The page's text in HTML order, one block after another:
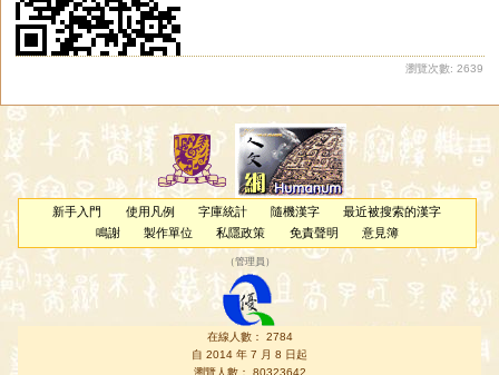
瀏覽次數: 2639
新手入門 使用凡例 字庫統計 隨機漢字
最近被搜索的漢字
鳴謝
製作單位 私隱政策 免責聲明 意見簿
（管理員 ）
在線人數： 2784
自 2014 年 7 月 8 日起
瀏覽人數： 80323642